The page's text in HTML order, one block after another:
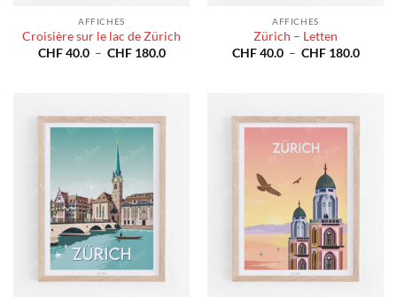
AFFICHES
Croisière sur le lac de Zürich
CHF40.0 – CHF180.0Plage
AFFICHES
Zürich – Letten
CHF40.0 – CHF180.0Plage